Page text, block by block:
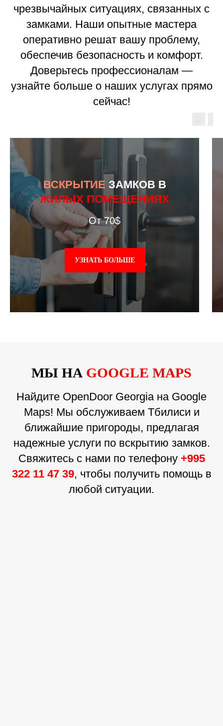
чрезвычайных ситуациях, связанных с
замками. Наши опытные мастера
оперативно решат вашу проблему,
обеспечив безопасность и комфорт.
Доверьтесь профессионалам —
узнайте больше о наших услугах прямо
сейчас!
ВСКРЫТИЕЗАМКОВ В
ЖИЛЫХ ПОМЕЩЕНИЯХ
От 70$
УЗНАТЬ БОЛЬШЕ
МЫ НА GOOGLE MAPS
Найдите OpenDoor Georgia на Google
Maps! Мы обслуживаем Тбилиси и
ближайшие пригороды, предлагая
надежные услуги по вскрытию замков.
Свяжитесь с нами по телефону +995
322 11 47 39, чтобы получить помощь в
любой ситуации.